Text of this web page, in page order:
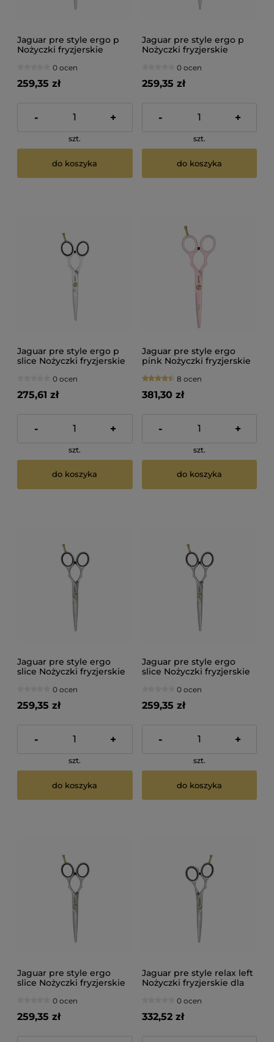
Jaguar pre style ergo p
Nożyczki fryzjerskie
0 ocen
259,35 zł
- +
szt.
do koszyka
Jaguar pre style ergo p
Nożyczki fryzjerskie
0 ocen
259,35 zł
- +
szt.
do koszyka
Jaguar pre style ergo p
slice Nożyczki fryzjerskie
0 ocen
275,61 zł
- +
szt.
do koszyka
Jaguar pre style ergo
pink Nożyczki fryzjerskie
8 ocen
381,30 zł
- +
szt.
do koszyka
Jaguar pre style ergo
slice Nożyczki fryzjerskie
0 ocen
259,35 zł
- +
szt.
do koszyka
Jaguar pre style ergo
slice Nożyczki fryzjerskie
0 ocen
259,35 zł
- +
szt.
do koszyka
Jaguar pre style ergo
slice Nożyczki fryzjerskie
0 ocen
259,35 zł
Jaguar pre style relax left
Nożyczki fryzjerskie dla
0 ocen
332,52 zł